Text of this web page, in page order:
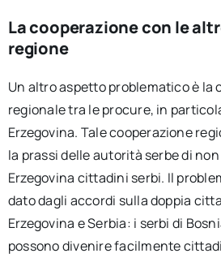
La cooperazione con le
regione
Un altro aspetto problematico è la
regionale tra le procure, in
Erzegovina. Tale cooperazione
la prassi delle autorità serbe di
Erzegovina cittadini serbi. Il
dato dagli accordi sulla doppia
Erzegovina e Serbia: i serbi di
possono divenire facilmente